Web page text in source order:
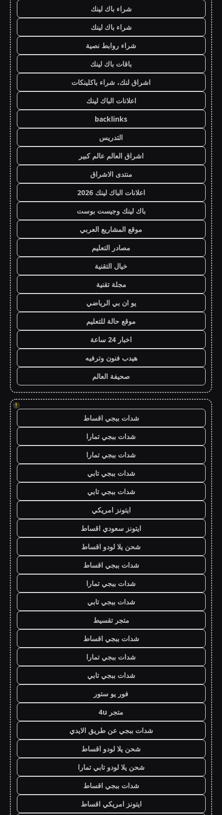
شراء باك لينك
شراء باك لينك
شراء روابط نصية
باقات باك لينك
اشراق لنك، شراء باكلينكات
اعلانات الباك لينك
backlinks
التدريس
اشراق العالم عالم كبير
منتدى الاشراق
اعلانات الباك لينك 2026
باك لينك وجيست بوست
موقع المشاريع العربي
مصادر التعليم
خيال التقنية
مجلة تقنية
يو ان بي الرياضي
موقع حالة للتعليم
اخبار 24 ساعة
هيدب فنون وترفيه
صحيفة العالم
!
شدات ببجي اقساط
شدات ببجي تمارا
شدات ببجي تمارا
شدات ببجي تابي
شدات ببجي تابي
ايتونز امريكي
ايتونز سعودي اقساط
شحن يلا لودو اقساط
شدات ببجي اقساط
شدات ببجي تمارا
شدات ببجي تابي
متجر تقسيط
شدات ببجي اقساط
شدات ببجي تمارا
شدات ببجي تابي
فور يو ستور
متجر 4u
شدات ببجي عن طريق الايدي
شحن يلا لودو اقساط
شحن يلا لودو تابي تمارا
شدات ببجي اقساط
ايتونز امريكي اقساط